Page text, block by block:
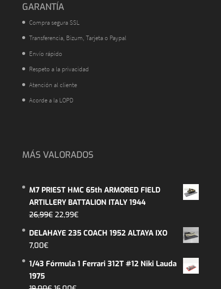
GARANTÍA
Compra segura SSL
Transferencia, Bizum, Tarjeta o Paypal
Envío rápido
Respeto a la privacidad
Atención al cliente
Acorde a la LOPD
MÁS VALORADOS
M7 PRIEST HMC 65th ARMORED FIELD
ARTILLERY BATTALION ITALY 1944
26,99€ El
26,99€.
22,99€El
22,99€.
DELAHAYE 235 COACH 1952 ALTAYA IXO
7,00€
1/43 Fórmula 1 Ferrari 312T #12 Niki Lauda
1975